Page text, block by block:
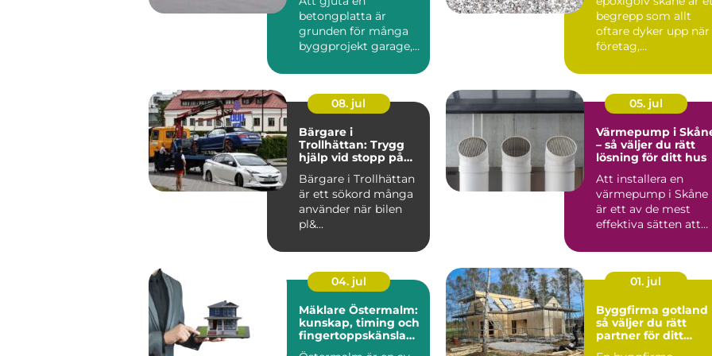
betongplatta är
grunden för många
byggprojekt garage,
begrepp som allt
oftare dyker upp när
företag,
privatpers...
08. jul
Bärgare i
Trollhättan: Trygg
hjälp vid stopp på
Bärgare i Trollhättan
är ett sökord många
använder när bilen
pl&...
05. jul
Värmepump i
– så väljer du rätt
lösning för ditt hus
Att installera en
värmepump i Skåne
är ett av de mest
effektiva sätten att
04. jul
Mäklare Östermalm:
kunskap, timing och
fingertoppskänsla
på stockholms mest
01. jul
Byggfirma gotland
så väljer du rätt
partner för ditt